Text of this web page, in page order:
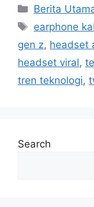
C
a
e
g
o
s
Berita
T
a
s
earphone
gen z, headset
headset viral,
tren teknologi,
Search